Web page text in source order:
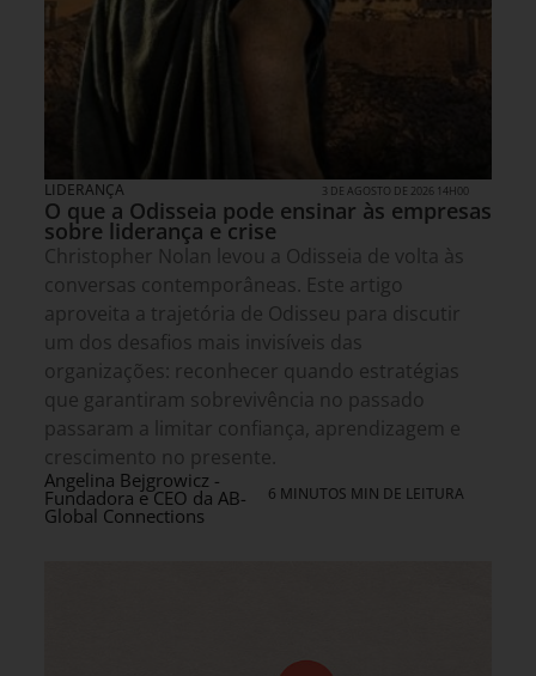
LIDERANÇA 3 DE AGOSTO DE 2026 14H00
O que a Odisseia pode ensinar às empresas
sobre liderança e crise
Christopher Nolan levou a Odisseia de volta às
conversas contemporâneas. Este artigo
aproveita a trajetória de Odisseu para discutir
um dos desafios mais invisíveis das
organizações: reconhecer quando estratégias
que garantiram sobrevivência no passado
passaram a limitar confiança, aprendizagem e
crescimento no presente.
Angelina Bejgrowicz -
Fundadora e CEO da AB-
Global Connections
6 MINUTOS MIN DE LEITURA